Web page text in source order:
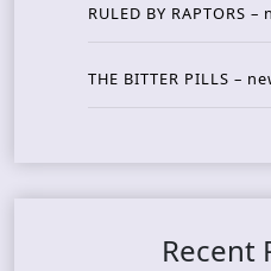
RULED BY RAPTORS
THE BITTER PILLS –
Recent